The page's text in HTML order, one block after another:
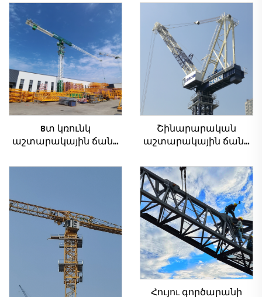
8տ կռունկ
աշտարակային ճանկ
մրցունակ գնով
Շինարարական
աշտարակային ճանկ
բեռնամբարի
հզորությամբ, նոր
ատամնանիվի արկղ,
ատամնանիվի շարժիչ,
աստիճանավոր
ստորին մաս
Հույու գործարանի